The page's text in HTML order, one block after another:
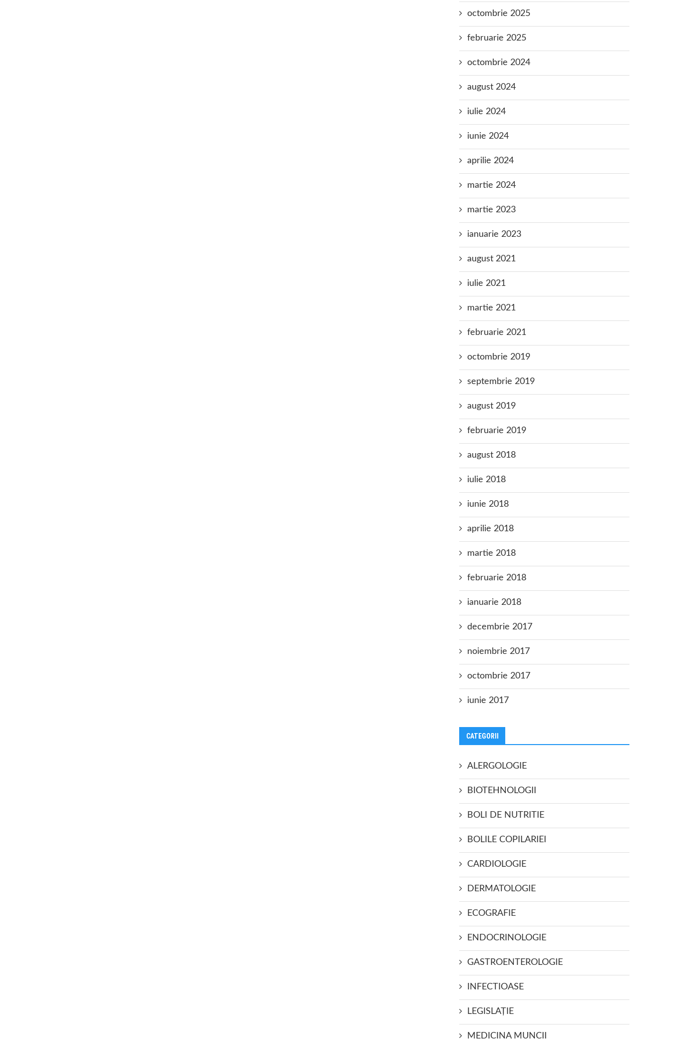
octombrie 2025
februarie 2025
octombrie 2024
august 2024
iulie 2024
iunie 2024
aprilie 2024
martie 2024
martie 2023
ianuarie 2023
august 2021
iulie 2021
martie 2021
februarie 2021
octombrie 2019
septembrie 2019
august 2019
februarie 2019
august 2018
iulie 2018
iunie 2018
aprilie 2018
martie 2018
februarie 2018
ianuarie 2018
decembrie 2017
noiembrie 2017
octombrie 2017
iunie 2017
CATEGORII
ALERGOLOGIE
BIOTEHNOLOGII
BOLI DE NUTRITIE
BOLILE COPILARIEI
CARDIOLOGIE
DERMATOLOGIE
ECOGRAFIE
ENDOCRINOLOGIE
GASTROENTEROLOGIE
INFECTIOASE
LEGISLAŢIE
MEDICINA MUNCII